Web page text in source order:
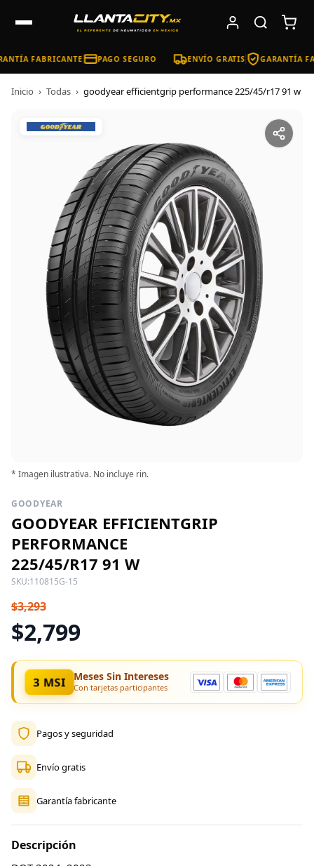
FABRICANTE PAGO SEGURO ENVÍO GRATIS GARANTÍA
Inicio › Todas › goodyear efficientgrip performance 225/45/r17 91 w
* Imagen ilustrativa. No incluye rin.
GOODYEAR
GOODYEAR EFFICIENTGRIP
PERFORMANCE
225/45/R17 91 W
SKU:110815G-15
$3,293
$2,799
3 MSI Meses Sin Intereses
Con tarjetas participantes
Pagos y seguridad
Envío gratis
Garantía fabricante
Descripción